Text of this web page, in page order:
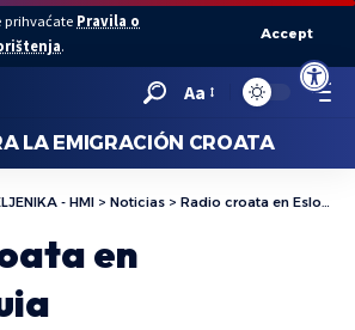
Abrir
prihvaćate Pravila o
.
Accept
Aa
LA EMIGRACIÓN CROATA
- HMI > Noticias > Radio croata en Eslovaquia
en